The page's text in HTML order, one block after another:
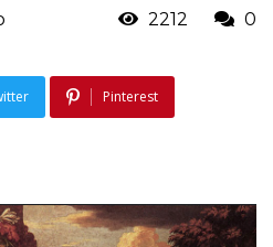
2212 0
Pinterest